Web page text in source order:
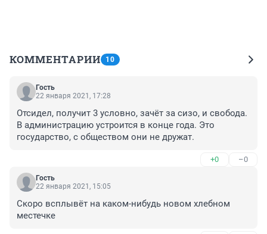
КОММЕНТАРИИ 10
Гость
22 января 2021, 17:28
Отсидел, получит 3 условно, зачёт за сизо, и свобода.
В администрацию устроится в конце года. Это
государство, с обществом они не дружат.
+0 –0
Гость
22 января 2021, 15:05
Скоро всплывёт на каком-нибудь новом хлебном
местечке